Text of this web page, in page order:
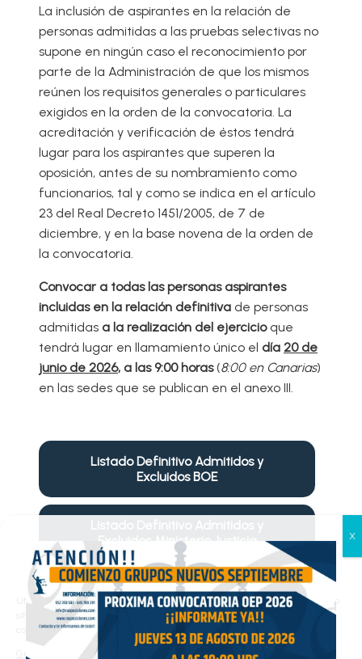
Gestionar el consentimiento
de las cookies
Utilizamos cookies propias y de terceros para analizar el tráfico en nuestro
sitio web y personalizar el contenido. Puede aceptar todas las cookies,
configurarlas según sus preferencias o rechazarlas.
Gestionar los servicios
La inclusión de aspirantes en la relación de
personas admitidas a las pruebas selectivas no
supone en ningún caso el reconocimiento por
parte de la Administración de que los mismos
reúnen los requisitos generales o particulares
exigidos en la orden de la convocatoria. La
acreditación y verificación de éstos tendrá
lugar para los aspirantes que superen la
oposición, antes de su nombramiento como
funcionarios, tal y como se indica en el artículo
23 del Real Decreto 1451/2005, de 7 de
diciembre, y en la base novena de la orden de
la convocatoria.
Convocar a todas las personas aspirantes
incluidas en la relación definitiva de personas
admitidas a la realización del ejercicioque
tendrá lugar en llamamiento único el día 20 de
junio de 2026, a las 9:00 horas(8:00 en Canarias)
en las sedes que se publican en el anexo III.
Listado Definitivo Admitidos y
Excluidos BOE
Excluidos Ministerio Justicia
Resultado anterior Resultado siguiente